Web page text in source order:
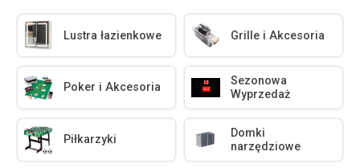
Lustra łazienkowe Grille i Akcesoria
Poker i Akcesoria
Sezonowa
Wyprzedaż
Piłkarzyki
Domki
narzędziowe